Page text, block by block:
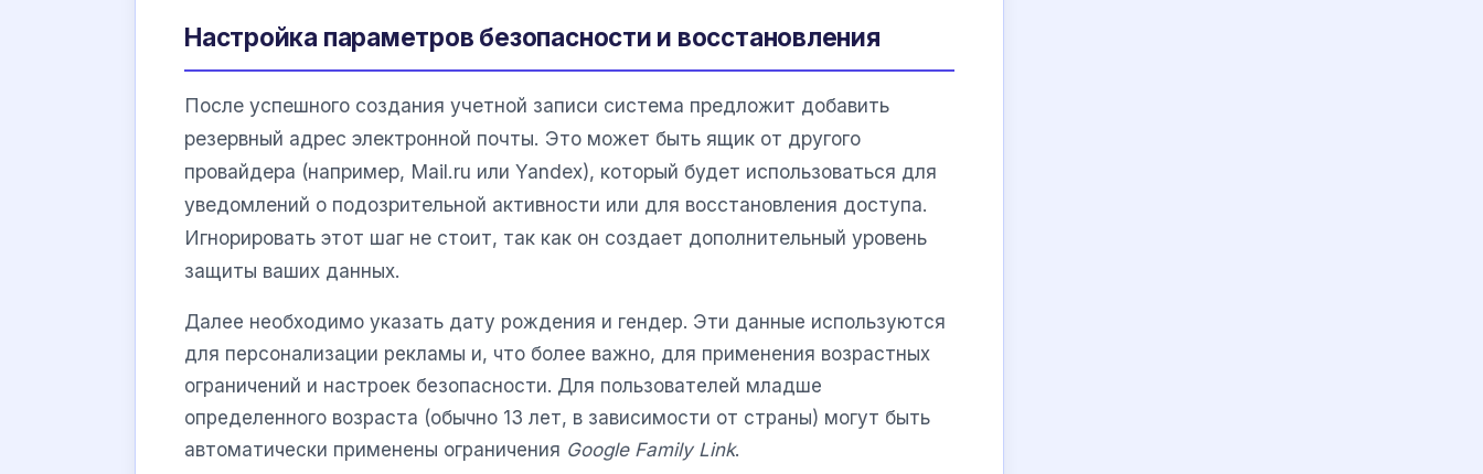
Настройка параметров безопасности и восстановления
После успешного создания учетной записи система предложит добавить
резервный адрес электронной почты. Это может быть ящик от другого
провайдера (например, Mail.ru или Yandex), который будет использоваться для
уведомлений о подозрительной активности или для восстановления доступа.
Игнорировать этот шаг не стоит, так как он создает дополнительный уровень
защиты ваших данных.
Далее необходимо указать дату рождения и гендер. Эти данные используются
для персонализации рекламы и, что более важно, для применения возрастных
ограничений и настроек безопасности. Для пользователей младше
определенного возраста (обычно 13 лет, в зависимости от страны) могут быть
автоматически применены ограничения Google Family Link.